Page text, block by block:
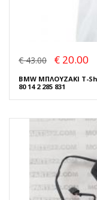
€ 43.00 € 20.00
BMW ΜΠΛΟΥΖΑΚΙ T-
80 14 2 285 831